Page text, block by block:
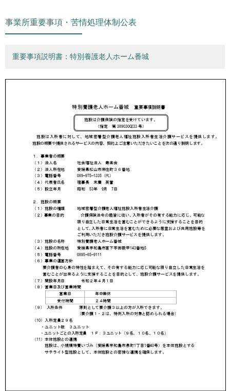
事業所重要事項・苦情処理体制公表
重要事項説明書：特別養護老人ホーム番城